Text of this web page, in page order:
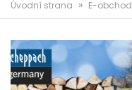
Úvodní strana » E-obchod